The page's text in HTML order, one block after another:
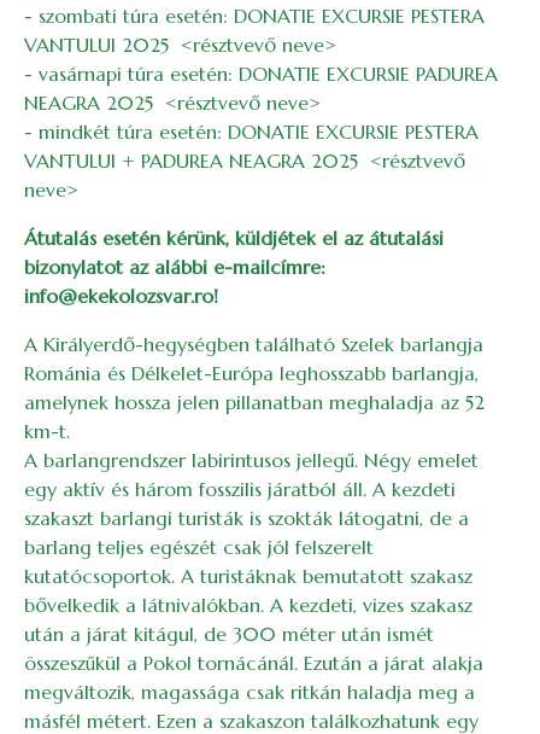
- szombati túra esetén: DONATIE EXCURSIE PESTERA
VANTULUI 2025 <résztvevő neve>
- vasárnapi túra esetén: DONATIE EXCURSIE PADUREA
NEAGRA 2025 <résztvevő neve>
- mindkét túra esetén: DONATIE EXCURSIE PESTERA
VANTULUI + PADUREA NEAGRA 2025 <résztvevő
neve>
Átutalás esetén kérünk, küldjétek el az átutalási
bizonylatot az alábbi e-mailcímre:
info@ekekolozsvar.ro!
A Királyerdő-hegységben található Szelek barlangja
Románia és Délkelet-Európa leghosszabb barlangja,
amelynek hossza jelen pillanatban meghaladja az 52
km-t.
A barlangrendszer labirintusos jellegű. Négy emelet
egy aktív és három fosszilis járatból áll. A kezdeti
szakaszt barlangi turisták is szokták látogatni, de a
barlang teljes egészét csak jól felszerelt
kutatócsoportok. A turistáknak bemutatott szakasz
bővelkedik a látnivalókban. A kezdeti, vizes szakasz
után a járat kitágul, de 300 méter után ismét
összeszűkül a Pokol tornácánál. Ezután a járat alakja
megváltozik, magassága csak ritkán haladja meg a
másfél métert. Ezen a szakaszon találkozhatunk egy